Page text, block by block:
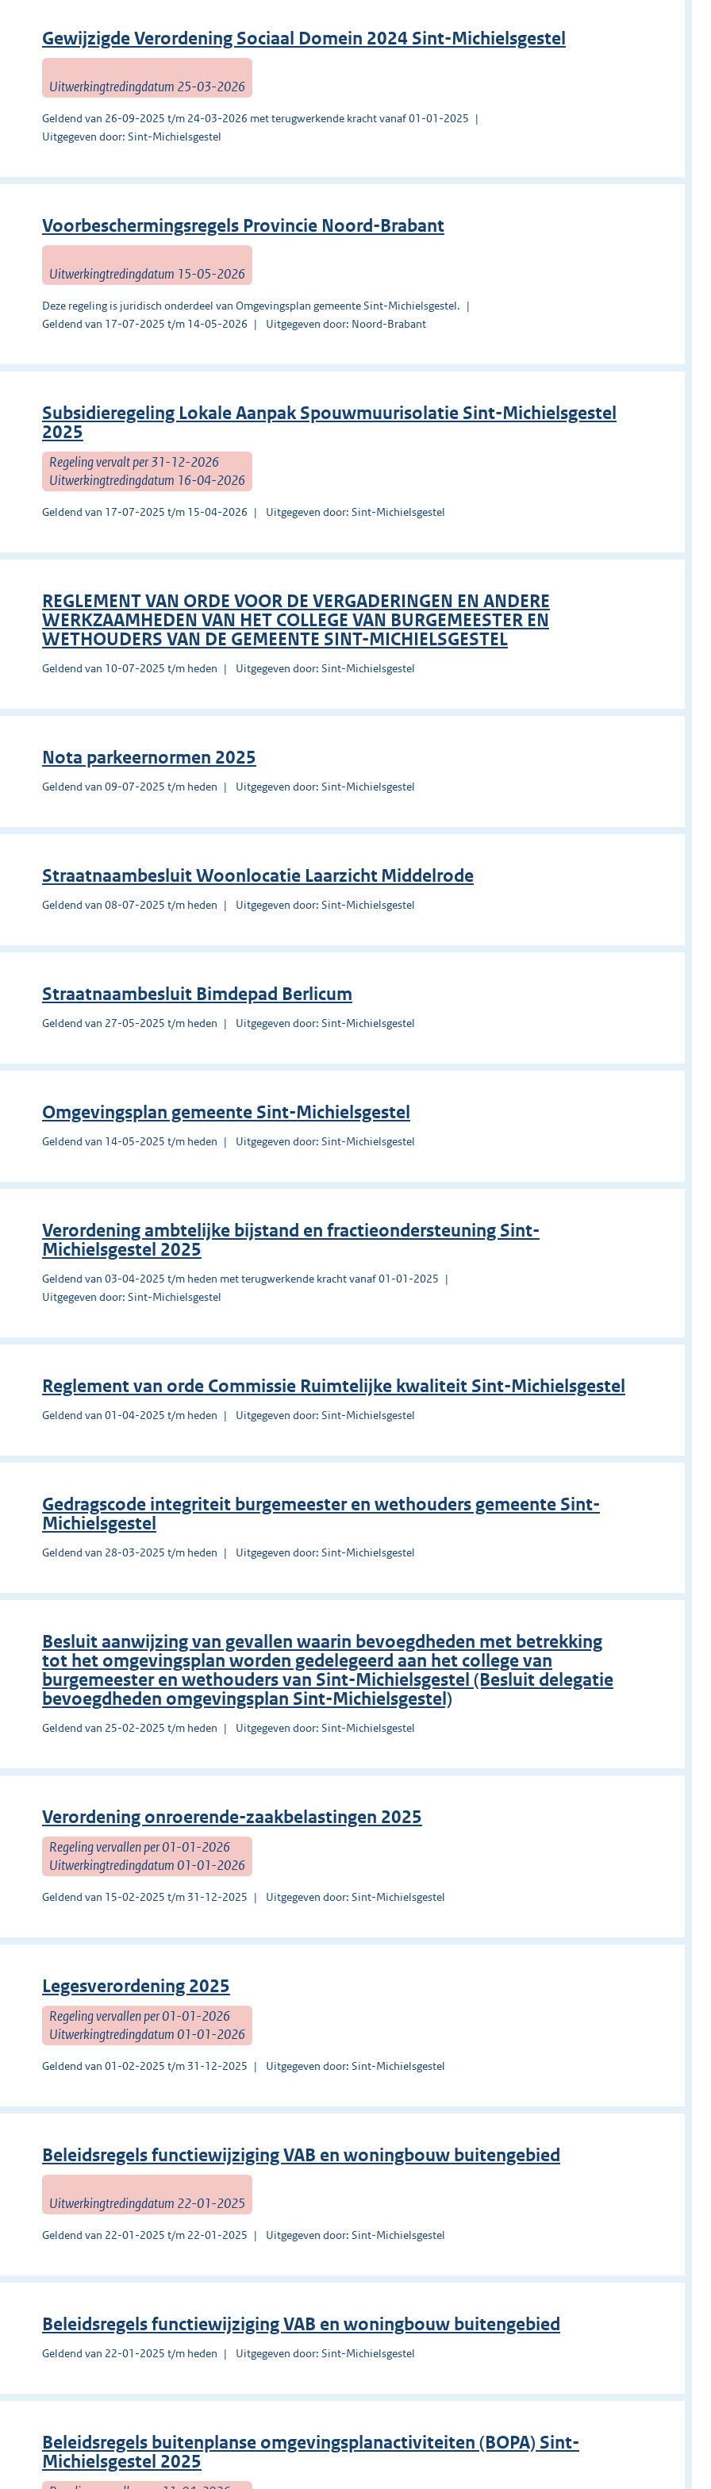
Gewijzigde Verordening Sociaal Domein 2024 Sint-Michielsgestel
Uitwerkingtredingdatum 25-03-2026
Geldend van 26-09-2025 t/m 24-03-2026 met terugwerkende kracht vanaf 01-01-2025
Uitgegeven door: Sint-Michielsgestel
Voorbeschermingsregels Provincie Noord-Brabant
Uitwerkingtredingdatum 15-05-2026
Deze regeling is juridisch onderdeel van Omgevingsplan gemeente Sint-Michielsgestel.
Geldend van 17-07-2025 t/m 14-05-2026
Uitgegeven door: Noord-Brabant
Subsidieregeling Lokale Aanpak Spouwmuurisolatie Sint-Michielsgestel
2025
Regeling vervalt per 31-12-2026
Uitwerkingtredingdatum 16-04-2026
Geldend van 17-07-2025 t/m 15-04-2026 Uitgegeven door: Sint-Michielsgestel
REGLEMENT VAN ORDE VOOR DE VERGADERINGEN EN ANDERE
WERKZAAMHEDEN VAN HET COLLEGE VAN BURGEMEESTER EN
WETHOUDERS VAN DE GEMEENTE SINT-MICHIELSGESTEL
Geldend van 10-07-2025 t/m heden Uitgegeven door: Sint-Michielsgestel
Nota parkeernormen 2025
Geldend van 09-07-2025 t/m heden Uitgegeven door: Sint-Michielsgestel
Straatnaambesluit Woonlocatie Laarzicht Middelrode
Geldend van 08-07-2025 t/m heden Uitgegeven door: Sint-Michielsgestel
Straatnaambesluit Bimdepad Berlicum
Geldend van 27-05-2025 t/m heden Uitgegeven door: Sint-Michielsgestel
Omgevingsplan gemeente Sint-Michielsgestel
Geldend van 14-05-2025 t/m heden Uitgegeven door: Sint-Michielsgestel
Verordening ambtelijke bijstand en fractieondersteuning Sint-
Michielsgestel 2025
Geldend van 03-04-2025 t/m heden met terugwerkende kracht vanaf 01-01-2025
Uitgegeven door: Sint-Michielsgestel
Reglement van orde Commissie Ruimtelijke kwaliteit Sint-Michielsgestel
Geldend van 01-04-2025 t/m heden Uitgegeven door: Sint-Michielsgestel
Gedragscode integriteit burgemeester en wethouders gemeente Sint-
Michielsgestel
Geldend van 28-03-2025 t/m heden Uitgegeven door: Sint-Michielsgestel
Besluit aanwijzing van gevallen waarin bevoegdheden met betrekking
tot het omgevingsplan worden gedelegeerd aan het college van
burgemeester en wethouders van Sint-Michielsgestel (Besluit delegatie
bevoegdheden omgevingsplan Sint-Michielsgestel)
Geldend van 25-02-2025 t/m heden Uitgegeven door: Sint-Michielsgestel
Verordening onroerende-zaakbelastingen 2025
Regeling vervallen per 01-01-2026
Uitwerkingtredingdatum 01-01-2026
Geldend van 15-02-2025 t/m 31-12-2025 Uitgegeven door: Sint-Michielsgestel
Legesverordening 2025
Regeling vervallen per 01-01-2026
Uitwerkingtredingdatum 01-01-2026
Geldend van 01-02-2025 t/m 31-12-2025 Uitgegeven door: Sint-Michielsgestel
Beleidsregels functiewijziging VAB en woningbouw buitengebied
Uitwerkingtredingdatum 22-01-2025
Geldend van 22-01-2025 t/m 22-01-2025 Uitgegeven door: Sint-Michielsgestel
Beleidsregels functiewijziging VAB en woningbouw buitengebied
Geldend van 22-01-2025 t/m heden Uitgegeven door: Sint-Michielsgestel
Beleidsregels buitenplanse omgevingsplanactiviteiten (BOPA) Sint-
Michielsgestel 2025